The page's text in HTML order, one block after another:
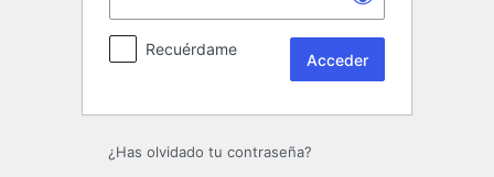
Recuérdame
¿Has olvidado tu contraseña?